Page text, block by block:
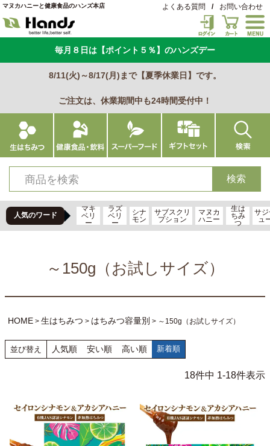
マヌカハニーと健康食品のハンズ本店 よくある質問 / お問い合わせ
毎月８日は【ポイント５％】のハンズデー
8/11(火)～8/17(月)まで【夏季休業日】です。
ご注文は、休業期間中も24時間受付中！
人気のワード
マキ
ベリ
ー
ラズ
ベリ
ー
シナ
モン
サブスクリ
プション
マヌカ
ハニー
生は
ちみ
つ
サ
ュ
～150g（お試しサイズ）
HOME 生はちみつ はちみつ容量別 ～150g（お試しサイズ）
並び替え 人気順 安い順 高い順 新着順
18件中 1-18件表示